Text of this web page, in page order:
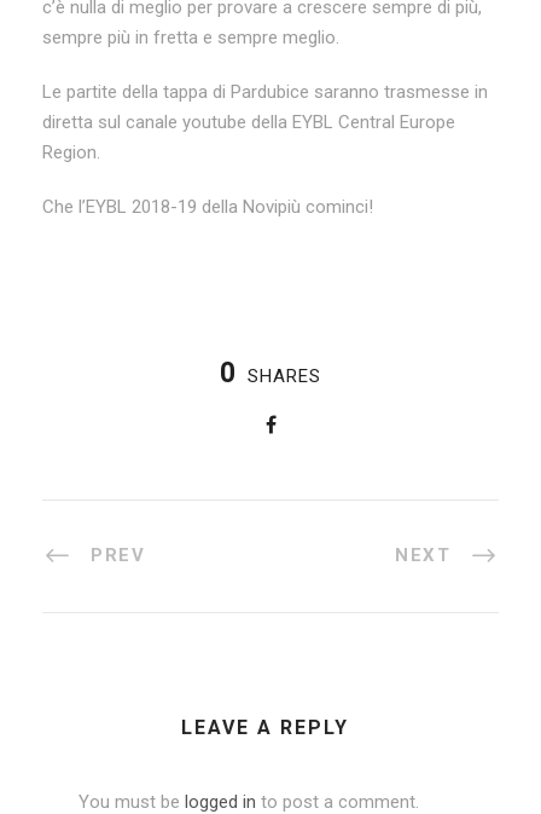
c’è nulla di meglio per provare a crescere sempre di più,
sempre più in fretta e sempre meglio.
Le partite della tappa di Pardubice saranno trasmesse in
diretta sul canale youtube della EYBL Central Europe
Region.
Che l’EYBL 2018-19 della Novipiù cominci!
0 SHARES
PREV NEXT
LEAVE A REPLY
You must be logged in to post a comment.